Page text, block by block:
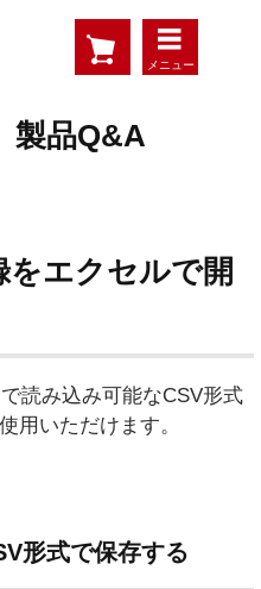
メニュー
製品Q&A
をエクセルで開
読み込み可能なCSV形式
用いただけます。
形式で保存する